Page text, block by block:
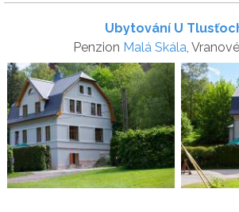
Ubytování U
Penzion Malá Skála ,